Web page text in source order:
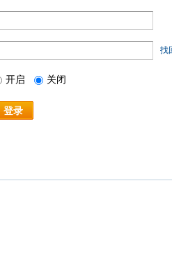
找
开启 关闭
登录